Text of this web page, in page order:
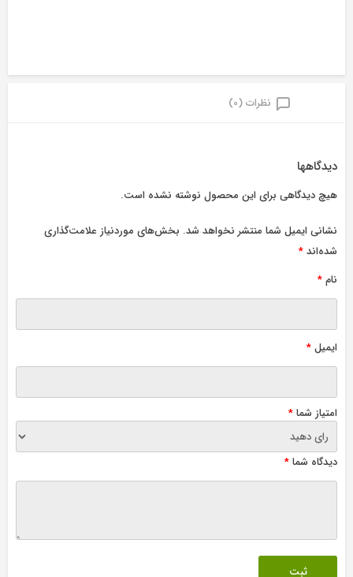
نظرات (0)
دیدگاهها
هیچ دیدگاهی برای این محصول نوشته نشده است.
نشانی ایمیل شما منتشر نخواهد شد. بخش‌های موردنیاز علامت‌گذاری
شده‌اند*
نام*
ایمیل*
امتیاز شما*
دیدگاه شما*